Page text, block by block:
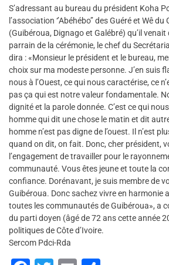
S’adressant au bureau du président Koha
l’association ‘’Abéhébo’’ des Guéré et Wê
(Guibéroua, Dignago et Galébré) qu’il
parrain de la cérémonie, le chef du
dira : «Monsieur le président et le bureau,
choix sur ma modeste personne. J’en suis
nous à l’Ouest, ce qui nous caractérise, ce
pas ça qui est notre valeur fondamentale.
dignité et la parole donnée. C’est ce qui
homme qui dit une chose le matin et dit
homme n’est pas digne de l’ouest. Il n’est
quand on dit, on fait. Donc, cher président,
l’engagement de travailler pour le
communauté. Vous êtes jeune et toute la
confiance. Dorénavant, je suis membre de
Guibéroua. Donc sachez vivre en harmonie
toutes les communautés de Guibéroua», a
du parti doyen (âgé de 72 ans cette année
politiques de Côte d’Ivoire.
Sercom Pdci-Rda